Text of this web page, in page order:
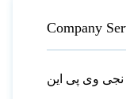
Company
وی پی این